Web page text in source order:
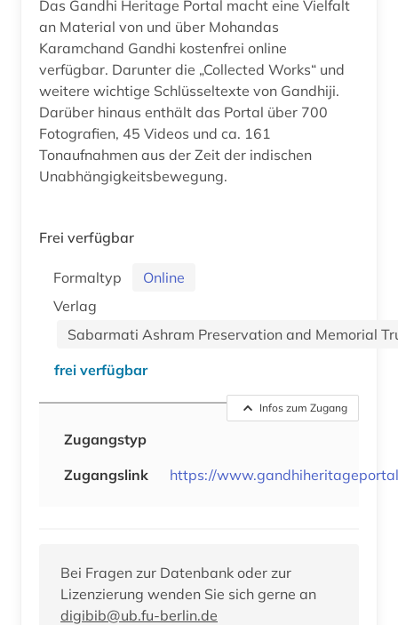
Das Gandhi Heritage Portal macht eine Vielfalt
an Material von und über Mohandas
Karamchand Gandhi kostenfrei online
verfügbar. Darunter die „Collected Works“ und
weitere wichtige Schlüsseltexte von Gandhiji.
Darüber hinaus enthält das Portal über 700
Fotografien, 45 Videos und ca. 161
Tonaufnahmen aus der Zeit der indischen
Unabhängigkeitsbewegung.
Frei verfügbar
Formaltyp
Online
Verlag
Sabarmati Ashram Preservation and Memorial
frei verfügbar
Infos zum Zugang
Zugangstyp
Zugangslink
https://
Bei Fragen zur Datenbank oder zur
Lizenzierung wenden Sie sich gerne an
digibib@ub.fu-berlin.de